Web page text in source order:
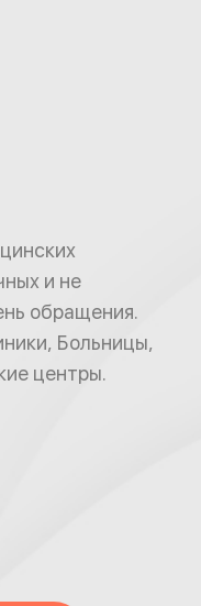
и не
обращения.
Больницы,
центры.